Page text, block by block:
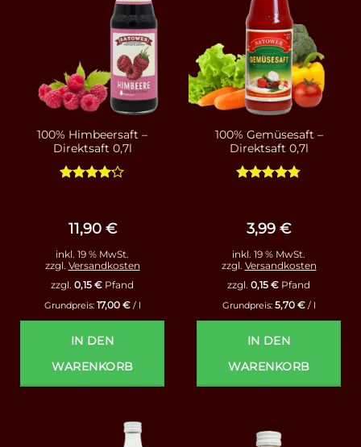
100% Himbeersaft –
Direktsaft 0,7l
11,90 €
inkl. 19 % MwSt.
zzgl. Versandkosten
zzgl. 0,15 € Pfand
Grundpreis: 17,00 €/ l
IN DEN
WARENKORB
100% Gemüsesaft –
Direktsaft 0,7l
3,99 €
inkl. 19 % MwSt.
zzgl. Versandkosten
zzgl. 0,15 € Pfand
Grundpreis: 5,70 €/ l
IN DEN
WARENKORB